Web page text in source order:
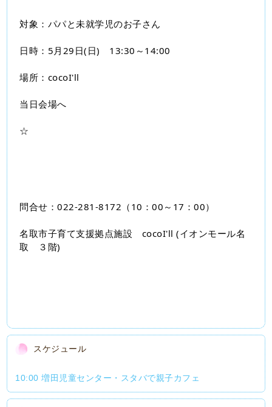
対象：パパと未就学児のお子さん
日時：5月29日(日)　13:30～14:00
場所：cocoI'll
当日会場へ
☆
問合せ：022‐281-8172（10：00～17：00）
名取市子育て支援拠点施設　cocoI'll (イオンモール名
取　３階)
スケジュール
10:00 増田児童センター・スタバで親子カフェ